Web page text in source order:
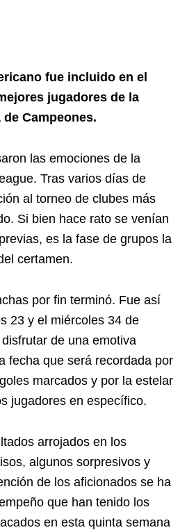
fue incluido en el
jugadores de la
Campeones.
las emociones de la
Tras varios días de
al torneo de clubes más
Si bien hace rato se venían
es la fase de grupos la
certamen.
por fin terminó. Fue así
23 y el miércoles 34 de
de una emotiva
fecha que será recordada por
marcados y por la estelar
jugadores en específico.
arrojados en los
algunos sorpresivos y
de los aficionados se ha
que han tenido los
en esta quinta semana